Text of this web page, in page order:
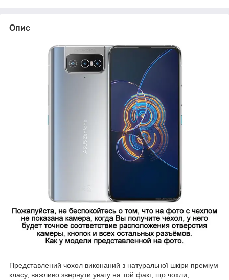
Опис
Представлений чохол виконаний з натуральної шкіри преміум
класу, важливо звернути увагу на той факт, що чохли,